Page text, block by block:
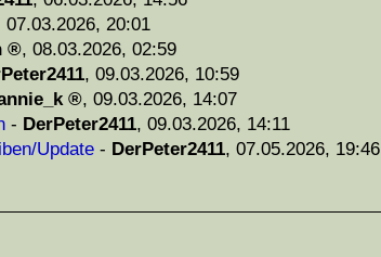
07.03.2026, 20:01
, 08.03.2026, 02:59
, 09.03.2026, 10:59
, 09.03.2026, 14:07
- DerPeter2411, 09.03.2026, 14:11
Update - DerPeter2411, 07.05.2026, 19:46